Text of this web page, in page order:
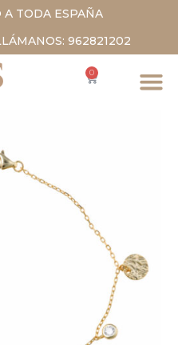
TODA ESPAÑA
962821202
0